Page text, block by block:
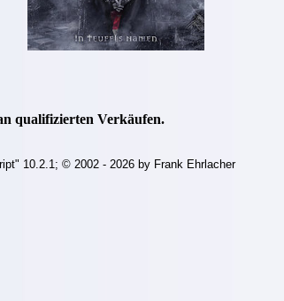
qualifizierten Verkäufen.
10.2.1; © 2002 - 2026 by Frank Ehrlacher